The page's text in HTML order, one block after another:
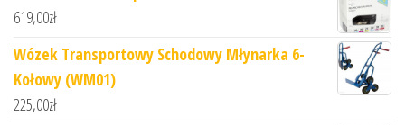
619,00zł
Wózek Transportowy Schodowy Młynarka 6-
Kołowy (WM01)
225,00zł